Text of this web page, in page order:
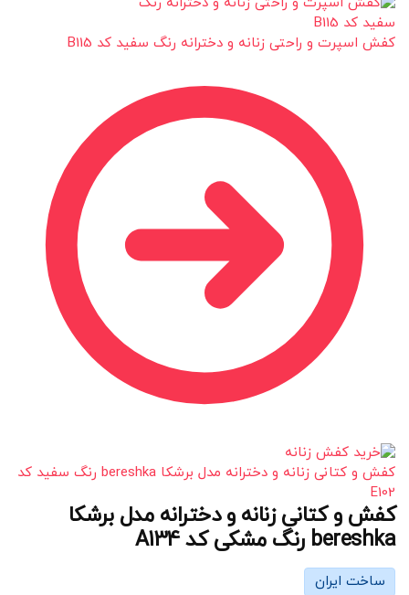
کفش اسپرت و راحتی زنانه و دخترانه رنگ سفید کد B115
کفش و کتانی زنانه و دخترانه مدل برشکا bereshka رنگ سفید کد
E102
کفش و کتانی زنانه و دخترانه مدل برشکا
bereshka رنگ مشکی کد A134
ساخت ایران